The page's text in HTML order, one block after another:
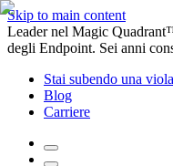
Skip to main content
Leader nel Magic
degli Endpoint. Sei anni
Stai subendo una
Blog
Carriere